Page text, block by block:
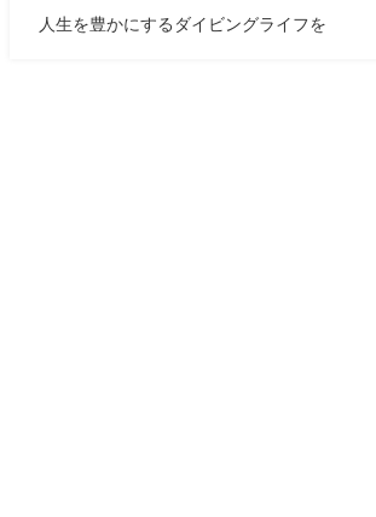
人生を豊かにするダイビングライフを